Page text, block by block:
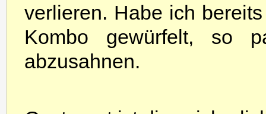
verlieren. Habe ich
Kombo gewürfelt, so
abzusahnen.